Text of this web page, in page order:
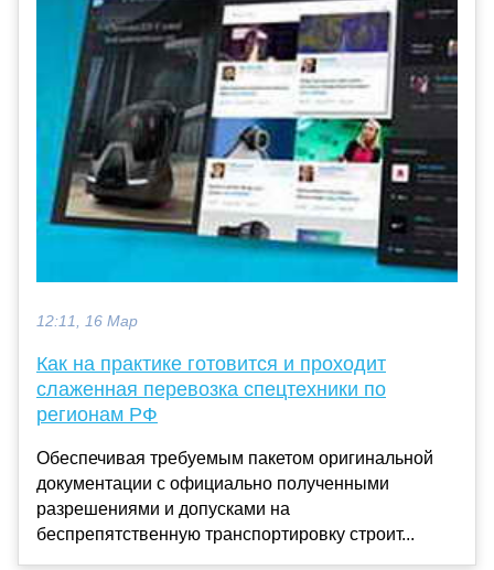
12:11, 16 Мар
Как на практике готовится и проходит
слаженная перевозка спецтехники по
регионам РФ
Обеспечивая требуемым пакетом оригинальной
документации с официально полученными
разрешениями и допусками на
беспрепятственную транспортировку строит...